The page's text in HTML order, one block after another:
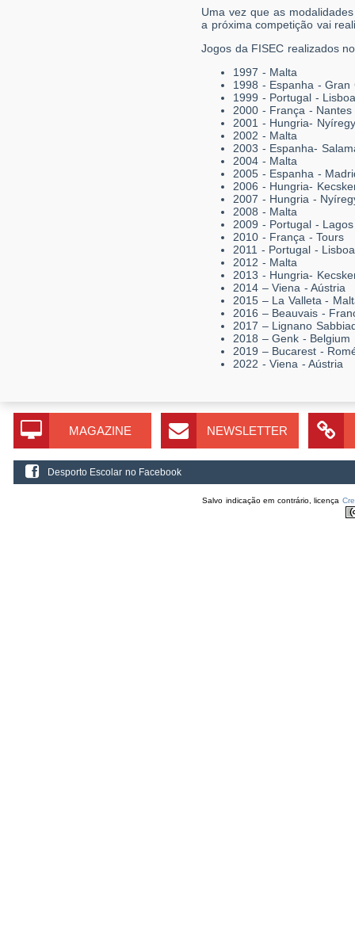
Uma vez que as
a próxima competição vai
Jogos da FISEC realizados
1997 - Malta
1998 - Espanha - Gran
1999 - Portugal - Lisboa
2000 - França - Nantes
2001 - Hungria-
2002 - Malta
2003 - Espanha-
2004 - Malta
2005 - Espanha -
2006 - Hungria-
2007 - Hungria -
2008 - Malta
2009 - Portugal - Lagos
2010 - França - Tours
2011 - Portugal - Lisboa
2012 - Malta
2013 - Hungria-
2014 – Viena - Aústria
2015 – La Valleta -
2016 – Beauvais -
2017 – Lignano
2018 – Genk - Belgium
2019 – Bucarest -
2022 - Viena - Aústria
MAGAZINE NEWSLETTER
Desporto Escolar no Facebook
Salvo indicação em contrário, licença